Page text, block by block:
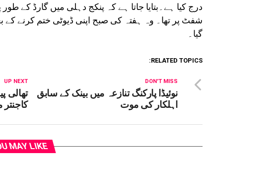
درج کیا ہے۔بتایا جاتا ہے کہ پنکج دہلی میں گارڈ کے
شفٹ پر تھا۔ وہ ہفتہ کی صبح اپنی ڈیوٹی ختم کرنے کے
گیا۔
RELATED TOPICS:
UP NEXT
تھالی
DON'T MISS
نوئیڈا پارکنگ تنازعہ میں بینک کے سابق
اہلکار کی موت
MAY LIKE